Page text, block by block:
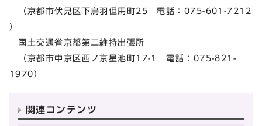
（京都市伏見区下鳥羽但馬町25 電話：075-601-7212
）
国土交通省京都第二維持出張所
（京都市中京区西ノ京星池町17-1 電話：075-821-
1970）
関連コンテンツ